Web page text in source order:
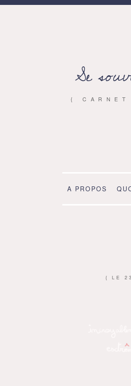
Se
{ CARNET
A PROPOS
{ LE